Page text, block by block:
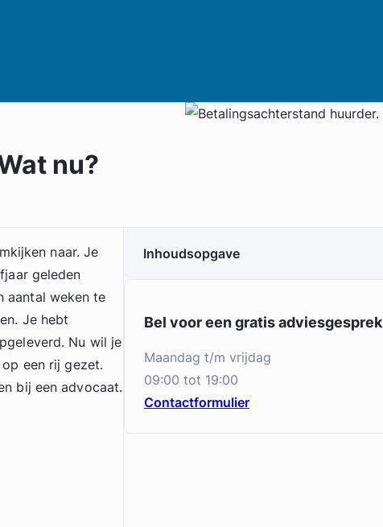
nu?
naar. Je
geleden
aantal weken te
Je hebt
Nu wil je
een rij gezet.
bij een advocaat.
Inhoudsopgave
Bel voor een gratis adviesgesprek
maandag t/m vrijdag
09:00 tot 19:00
Contactformulier